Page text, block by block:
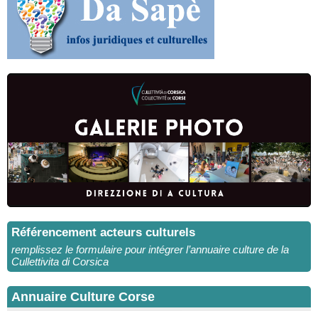
Référencement acteurs culturels
remplissez le formulaire pour intégrer l’annuaire culture de la
Cullettivita di Corsica
Annuaire Culture Corse